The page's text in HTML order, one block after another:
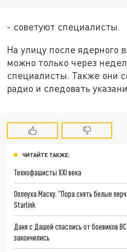
- советуют специалисты.
На улицу после ядерного
можно только через
специалисты. Также они
радио и следовать
ЧИТАЙТЕ ТАКЖЕ:
Технофашисты XXI века
Оплеуха Маску. "Пора снять белые
Starlink
Даня с Дашей спаслись от боевиков
закончились